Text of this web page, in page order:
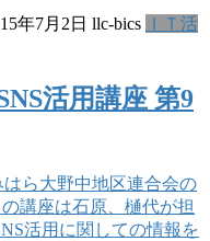
年7月2日 llc-bics
ＩＴ活
活用講座 第9
はら大野中地区連合会の
講座は石原、樋代が担
活用に関しての情報を